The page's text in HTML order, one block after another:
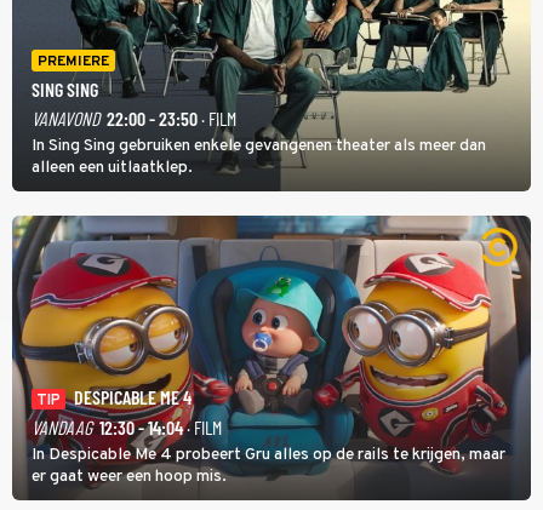
PREMIERE
SING SING
VANAVOND 22:00 - 23:50· FILM
In Sing Sing gebruiken enkele gevangenen theater als meer dan
alleen een uitlaatklep.
TIP
DESPICABLE ME 4
VANDAAG 12:30 - 14:04· FILM
In Despicable Me 4 probeert Gru alles op de rails te krijgen, maar
er gaat weer een hoop mis.